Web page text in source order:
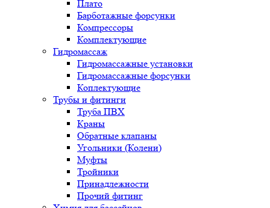
Плато
Барботажные форсунки
Компрессоры
Комплектующие
Гидромассаж
Гидромассажные установки
Гидромассажные форсунки
Коплектующие
Трубы и фитинги
Труба ПВХ
Краны
Обратные клапаны
Угольники (Колени)
Муфты
Тройники
Принадлежности
Прочий фитинг